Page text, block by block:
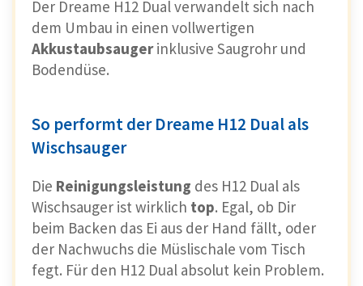
Der Dreame H12 Dual verwandelt sich nach
dem Umbau in einen vollwertigen
Akkustaubsaugerinklusive Saugrohr und
Bodendüse.
So performt der Dreame H12 Dual als
Wischsauger
Die Reinigungsleistung des H12 Dual als
Wischsauger ist wirklich top. Egal, ob Dir
beim Backen das Ei aus der Hand fällt, oder
der Nachwuchs die Müslischale vom Tisch
fegt. Für den H12 Dual absolut kein Problem.